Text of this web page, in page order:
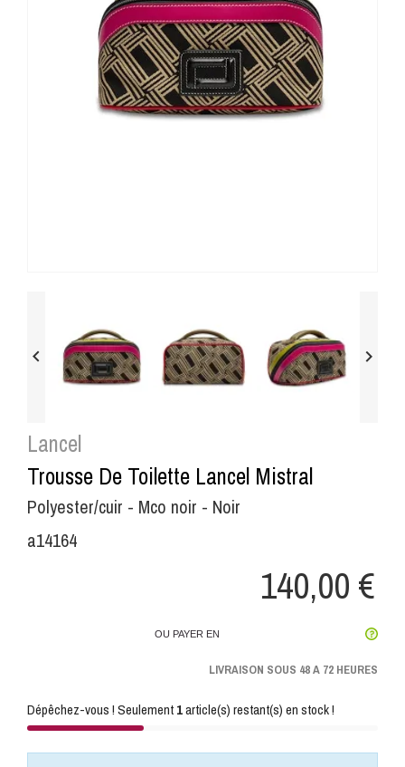
 
Lancel
Trousse De Toilette Lancel Mistral
Polyester/cuir - Mco noir - Noir
a14164
140,00 €
OU PAYER EN
LIVRAISON SOUS 48 A 72 HEURES
Dépêchez-vous ! Seulement1article(s) restant(s) en stock !